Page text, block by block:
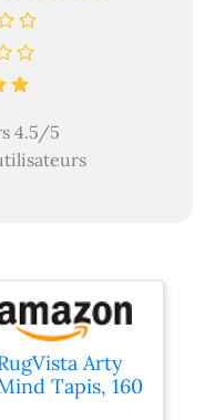
4.5/5
Arty
Tapis, 160